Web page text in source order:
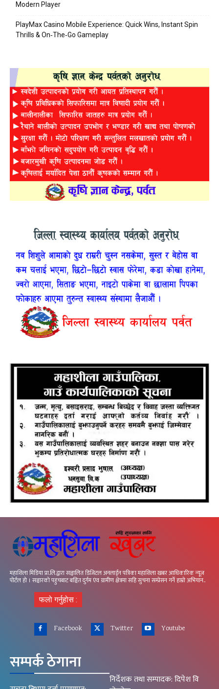
Modern Player
PlayMax Casino Mobile Experience: Quick Wins, Instant Spin
Thrills & On‑The‑Go Gameplay
महाशिला मिडिया प्रा.लि.द्वारा सञ्चालित डिजिटल अनलाईन पत्रिका महाशिला खबर आधिकारिक न्यूज
पोर्टल हो । सञ्चारको पहुचबाट बञ्चित दुर्गम एंव ग्रामीण क्षेत्रमा सहि सुचना सम्प्रेसन गर्ने हाम्रो अभियान..
फलो गर्नुहोस :
Facebook Twitter Youtube
सम्पर्क ठेगाना
निर्देशक तथा सम्पादक: दिपेश वि